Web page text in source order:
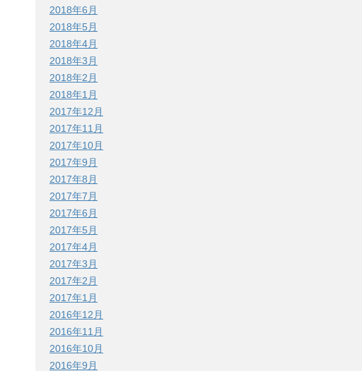
2018年6月
2018年5月
2018年4月
2018年3月
2018年2月
2018年1月
2017年12月
2017年11月
2017年10月
2017年9月
2017年8月
2017年7月
2017年6月
2017年5月
2017年4月
2017年3月
2017年2月
2017年1月
2016年12月
2016年11月
2016年10月
2016年9月